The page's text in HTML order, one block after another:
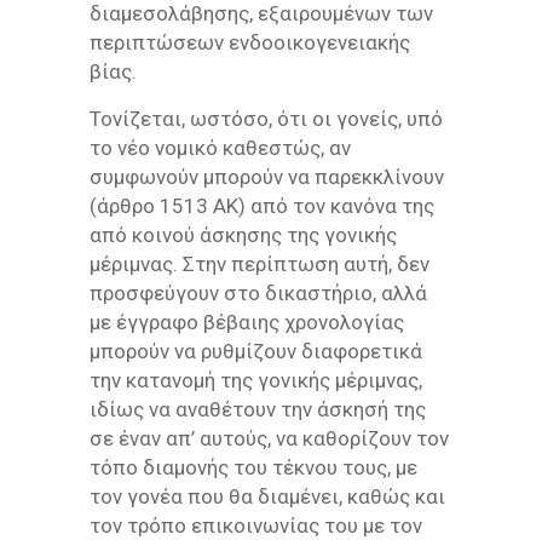
διαμεσολάβησης, εξαιρουμένων των
περιπτώσεων ενδοοικογενειακής
βίας.
Τονίζεται, ωστόσο, ότι οι γονείς, υπό
το νέο νομικό καθεστώς, αν
συμφωνούν μπορούν να παρεκκλίνουν
(άρθρο 1513 ΑΚ) από τον κανόνα της
από κοινού άσκησης της γονικής
μέριμνας. Στην περίπτωση αυτή, δεν
προσφεύγουν στο δικαστήριο, αλλά
με έγγραφο βέβαιης χρονολογίας
μπορούν να ρυθμίζουν διαφορετικά
την κατανομή της γονικής μέριμνας,
ιδίως να αναθέτουν την άσκησή της
σε έναν απ’ αυτούς, να καθορίζουν τον
τόπο διαμονής του τέκνου τους, με
τον γονέα που θα διαμένει, καθώς και
τον τρόπο επικοινωνίας του με τον